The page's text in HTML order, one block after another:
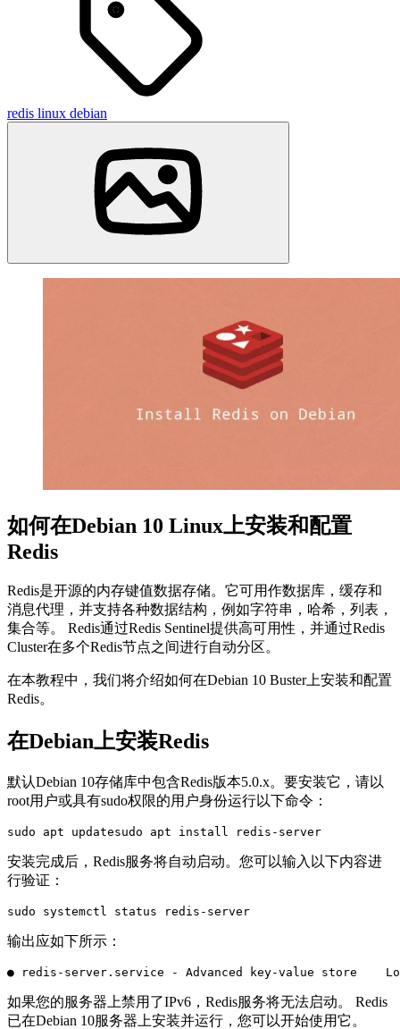
redis linux debian
如何在Debian 10 Linux上安装和配置
Redis
Redis是开源的内存键值数据存储。它可用作数据库，缓存和
消息代理，并支持各种数据结构，例如字符串，哈希，列表，
集合等。 Redis通过Redis Sentinel提供高可用性，并通过Redis
Cluster在多个Redis节点之间进行自动分区。
在本教程中，我们将介绍如何在Debian 10 Buster上安装和配置
Redis。
在Debian上安装Redis
默认Debian 10存储库中包含Redis版本5.0.x。要安装它，请以
root用户或具有sudo权限的用户身份运行以下命令：
sudo apt updatesudo apt install redis-server
安装完成后，Redis服务将自动启动。您可以输入以下内容进
行验证：
sudo systemctl status redis-server
输出应如下所示：
● redis-server.service - Advanced key-value store
如果您的服务器上禁用了IPv6，Redis服务将无法启动。 Redis
已在Debian 10服务器上安装并运行，您可以开始使用它。